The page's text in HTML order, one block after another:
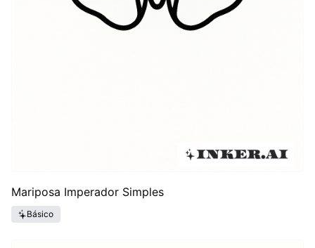
Mariposa Imperador Simples
Básico